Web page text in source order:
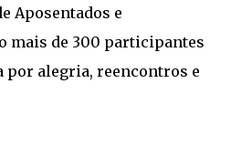
Aposentados e
mais de 300 participantes
por alegria, reencontros e